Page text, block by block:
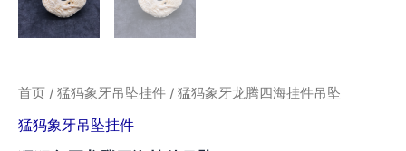
首页 / 猛犸象牙吊坠挂件 / 猛犸象牙龙腾四海挂件吊坠
猛犸象牙吊坠挂件